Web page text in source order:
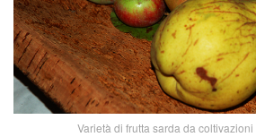
Varietà di frutta sarda da